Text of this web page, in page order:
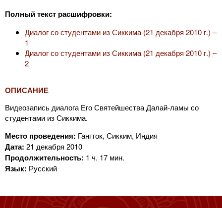
Полный текст расшифровки:
Диалог со студентами из Сиккима (21 декабря 2010 г.) –
1
Диалог со студентами из Сиккима (21 декабря 2010 г.) –
2
ОПИСАНИЕ
Видеозапись диалога Его Святейшества Далай-ламы со
студентами из Сиккима.
Место проведения: Гангток, Сикким, Индия
Дата: 21 декабря 2010
Продолжительность: 1 ч. 17 мин.
Язык: Русский